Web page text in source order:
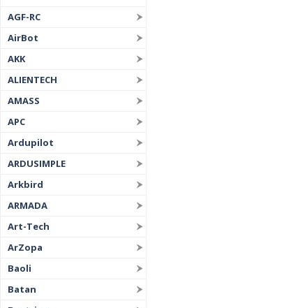
AGF-RC
AirBot
AKK
ALIENTECH
AMASS
APC
Ardupilot
ARDUSIMPLE
Arkbird
ARMADA
Art-Tech
ArZopa
Baoli
Batan